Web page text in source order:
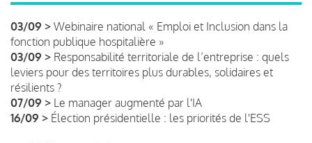
03/09 > Webinaire national « Emploi et Inclusion dans la
fonction publique hospitalière »
03/09 > Responsabilité territoriale de l’entreprise : quels
leviers pour des territoires plus durables, solidaires et
résilients ?
07/09 > Le manager augmenté par l'IA
16/09 > Élection présidentielle : les priorités de l'ESS